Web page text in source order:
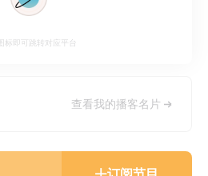
标即可跳转对应平台
查看我的播客名片